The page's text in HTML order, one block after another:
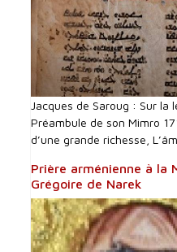
Jacques de Saroug : Sur la
Préambule de son Mimro
d’une grande richesse,
Prière arménienne à la
Grégoire de Narek